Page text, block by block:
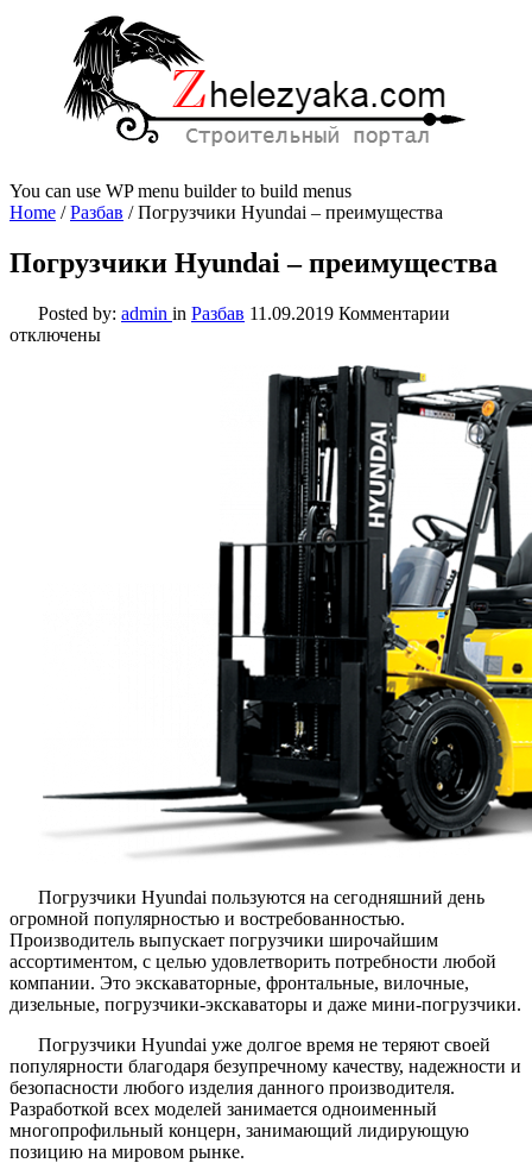
You can use WP menu builder to build menus
Home /Разбав /Погрузчики Hyundai – преимущества
Погрузчики Hyundai – преимущества
Posted by: admin in Разбав 11.09.2019 Комментарии
–
отключены
Погрузчики Hyundai пользуются на сегодняшний день
огромной популярностью и востребованностью.
Производитель выпускает погрузчики широчайшим
ассортиментом, с целью удовлетворить потребности любой
компании. Это экскаваторные, фронтальные, вилочные,
дизельные, погрузчики-экскаваторы и даже мини-погрузчики.
Погрузчики Hyundai уже долгое время не теряют своей
популярности благодаря безупречному качеству, надежности и
безопасности любого изделия данного производителя.
Разработкой всех моделей занимается одноименный
многопрофильный концерн, занимающий лидирующую
позицию на мировом рынке.